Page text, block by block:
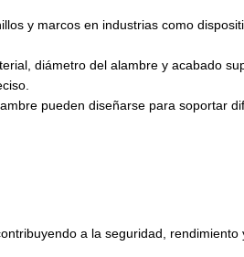
y marcos en industrias como
diámetro del alambre y acabado
pueden diseñarse para soportar
a la seguridad, rendimiento